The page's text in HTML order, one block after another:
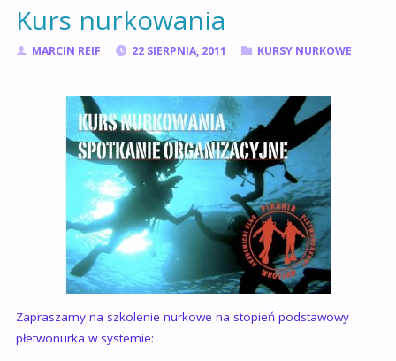
Kurs nurkowania
MARCIN REIF 22 SIERPNIA, 2011 KURSY NURKOWE
Zapraszamy na szkolenie nurkowe na stopień podstawowy
płetwonurka w systemie: